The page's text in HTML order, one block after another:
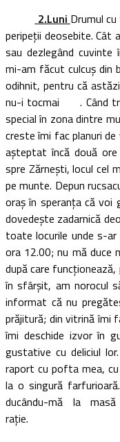
2.Luni Drumul
peripeţii deosebite.
sau dezlegând
mi-am făcut culcuş din
odihnit, pentru că
nu-i tocmai . Când
special în zona dintre
creste îmi fac planuri
aşteptat încă două
spre Zărneşti, locul cel
pe munte. Depun
oraş în speranţa că voi
dovedeşte zadarnică
toate locurile unde s-
ora 12.00; nu mă duce
după care funcţionează,
în sfârşit, am norocul
informat că nu
prăjitură; din vitrină îmi
îmi deschide izvor în
gustative cu deliciul
raport cu pofta mea,
la o singură
ducându-mă la